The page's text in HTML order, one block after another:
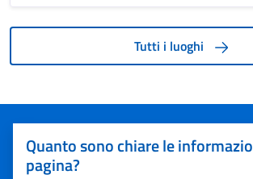
Tutti i luoghi
Quanto sono chiare le
pagina?